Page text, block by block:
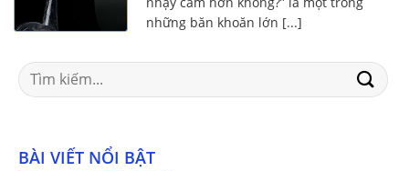
những băn khoăn lớn [...]
Search
for:
BÀI VIẾT NỔI BẬT